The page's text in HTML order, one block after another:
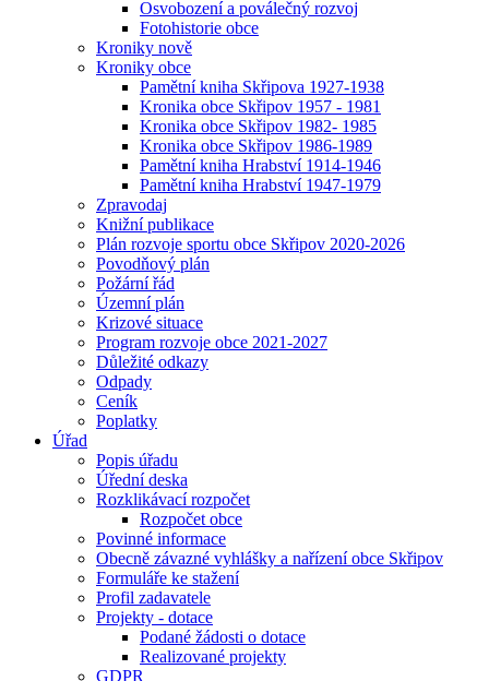
Osvobození a poválečný rozvoj
Fotohistorie obce
Kroniky nově
Kroniky obce
Pamětní kniha Skřipova 1927-1938
Kronika obce Skřipov 1957 - 1981
Kronika obce Skřipov 1982- 1985
Kronika obce Skřipov 1986-1989
Pamětní kniha Hrabství 1914-1946
Pamětní kniha Hrabství 1947-1979
Zpravodaj
Knižní publikace
Plán rozvoje sportu obce Skřipov 2020-2026
Povodňový plán
Požární řád
Územní plán
Krizové situace
Program rozvoje obce 2021-2027
Důležité odkazy
Odpady
Ceník
Poplatky
Úřad
Popis úřadu
Úřední deska
Rozklikávací rozpočet
Rozpočet obce
Povinné informace
Obecně závazné vyhlášky a nařízení obce Skřipov
Formuláře ke stažení
Profil zadavatele
Projekty - dotace
Podané žádosti o dotace
Realizované projekty
GDPR